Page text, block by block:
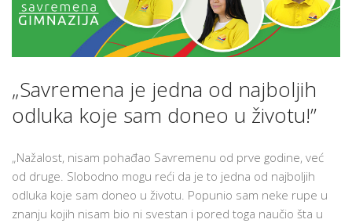
„Savremena je jedna od najboljih
odluka koje sam doneo u životu!”
„Nažalost, nisam pohađao Savremenu od prve godine, već
od druge. Slobodno mogu reći da je to jedna od najboljih
odluka koje sam doneo u životu. Popunio sam neke rupe u
znanju kojih nisam bio ni svestan i pored toga naučio šta u